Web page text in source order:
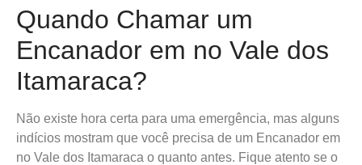
Quando Chamar um
Encanador em no Vale dos
Itamaraca?
Não existe hora certa para uma emergência, mas alguns
indícios mostram que você precisa de um Encanador em
no Vale dos Itamaraca o quanto antes. Fique atento se o